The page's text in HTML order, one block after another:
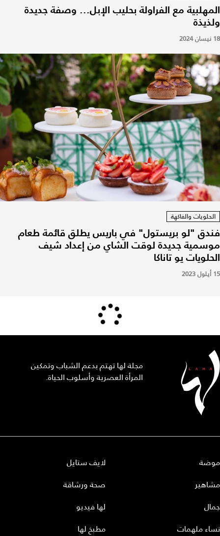
المهلبية مع الفراولة بحليب الإبل... وصفة جديدة
ولذيذة
18 نيسان 2024
الحلويات والفاكهة
فندق "لو بريستول" في باريس يطلق قائمة طعام
موسمية جديدة لوقت الشاي من إعداد شيف
الحلويات يو تاناكا
15 أيلول 2023
مجلة لها تهتم بدعم الشباب وتمكين
المرأة العصرية وأسلوب الحياة.
موضة
مشاهير
جمال
نساء ملهمات
لايف ستايل
صحة ورشاقة
لها فيديو
مطبخ لها